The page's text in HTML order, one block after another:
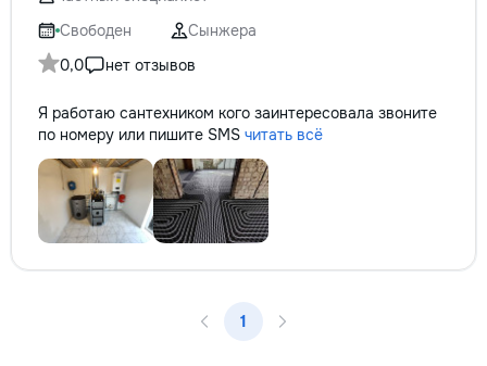
не включается? Не спешите
покупать новую! Спасем ваш
бюджет.
Свободен
Сынжера
0,0
нет отзывов
Я работаю сантехником кого заинтересовала звоните
по номеру или пишите SMS читать всё
1